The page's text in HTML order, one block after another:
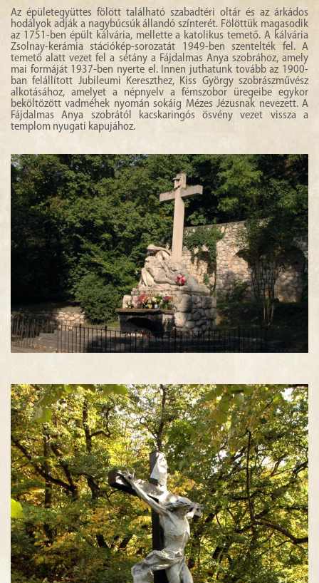
Az épületegyüttes fölött található szabadtéri oltár és az árkádos
hodályok adják a nagybúcsúk állandó színterét. Fölöttük magasodik
az 1751-ben épült kálvária, mellette a katolikus temető. A kálvária
Zsolnay-kerámia stációkép-sorozatát 1949-ben szentelték fel. A
temető alatt vezet fel a sétány a Fájdalmas Anya szobrához, amely
mai formáját 1937-ben nyerte el. Innen juthatunk tovább az 1900-
ban felállított Jubileumi Kereszthez, Kiss György szobrászművész
alkotásához, amelyet a népnyelv a fémszobor üregeibe egykor
beköltözött vadméhek nyomán sokáig Mézes Jézusnak nevezett. A
Fájdalmas Anya szobrától kacskaringós ösvény vezet vissza a
templom nyugati kapujához.